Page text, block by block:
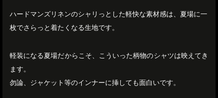
ハードマンズリネンのシャリっとした軽快な素材感は、夏場に一
枚でさらっと着たくなる生地です。
軽装になる夏場だからこそ、こういった柄物のシャツは映えてき
ます。
勿論、ジャケット等のインナーに挿しても面白いです。